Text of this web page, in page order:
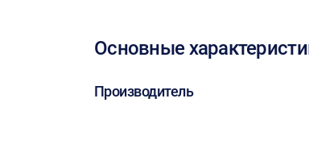
Основные
Производитель